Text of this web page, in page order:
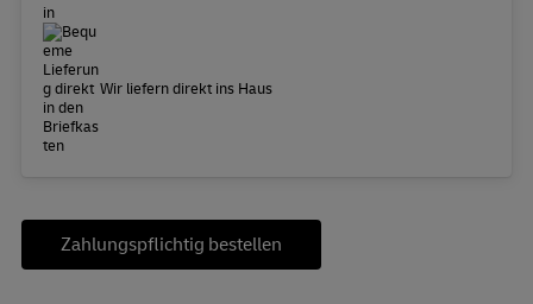
Wir liefern direkt ins Haus
Zahlungspflichtig bestellen